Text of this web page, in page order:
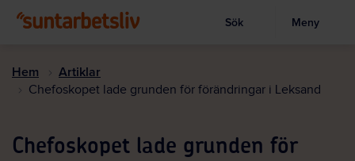
huvudinnehållet
Visa sökruta
Sök Meny
Hem Artiklar
Chefoskopet lade grunden för förändringar i Leksand
Chefoskopet lade grunden för